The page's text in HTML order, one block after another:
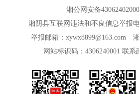
湘公网安备
湘阴县互联网违法和不良信息举报
举报邮箱：xywx8899@163.com
网站标识码：4306240001 联系